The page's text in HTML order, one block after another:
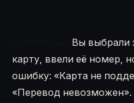
Вы выбрали
карту, ввели её номер,
ошибку: «Карта не
«Перевод невозможен».